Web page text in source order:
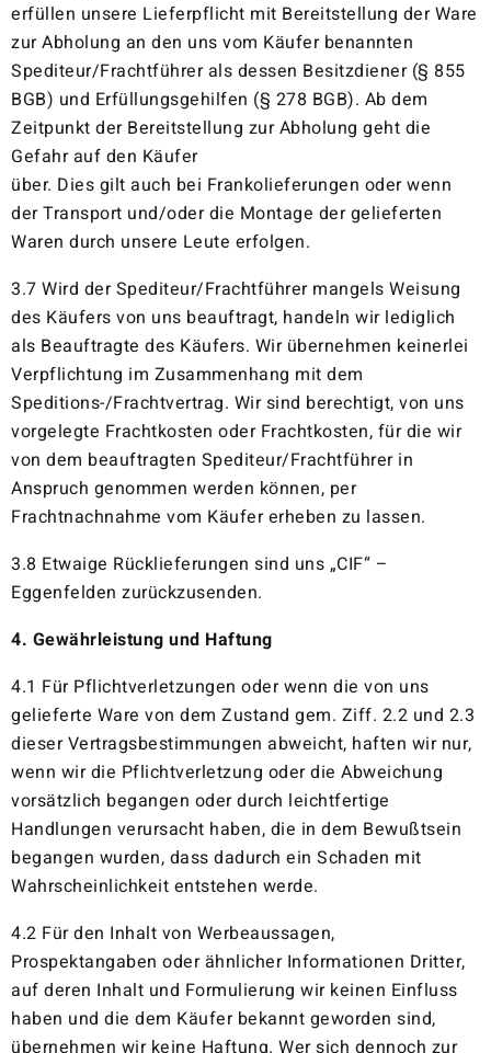
erfüllen unsere Lieferpflicht mit Bereitstellung der Ware
zur Abholung an den uns vom Käufer benannten
Spediteur/Frachtführer als dessen Besitzdiener (§ 855
BGB) und Erfüllungsgehilfen (§ 278 BGB). Ab dem
Zeitpunkt der Bereitstellung zur Abholung geht die
Gefahr auf den Käufer
über. Dies gilt auch bei Frankolieferungen oder wenn
der Transport und/oder die Montage der gelieferten
Waren durch unsere Leute erfolgen.
3.7 Wird der Spediteur/Frachtführer mangels Weisung
des Käufers von uns beauftragt, handeln wir lediglich
als Beauftragte des Käufers. Wir übernehmen keinerlei
Verpflichtung im Zusammenhang mit dem
Speditions-/Frachtvertrag. Wir sind berechtigt, von uns
vorgelegte Frachtkosten oder Frachtkosten, für die wir
von dem beauftragten Spediteur/Frachtführer in
Anspruch genommen werden können, per
Frachtnachnahme vom Käufer erheben zu lassen.
3.8 Etwaige Rücklieferungen sind uns „CIF“ –
Eggenfelden zurückzusenden.
4. Gewährleistung und Haftung
4.1 Für Pflichtverletzungen oder wenn die von uns
gelieferte Ware von dem Zustand gem. Ziff. 2.2 und 2.3
dieser Vertragsbestimmungen abweicht, haften wir nur,
wenn wir die Pflichtverletzung oder die Abweichung
vorsätzlich begangen oder durch leichtfertige
Handlungen verursacht haben, die in dem Bewußtsein
begangen wurden, dass dadurch ein Schaden mit
Wahrscheinlichkeit entstehen werde.
4.2 Für den Inhalt von Werbeaussagen,
Prospektangaben oder ähnlicher Informationen Dritter,
auf deren Inhalt und Formulierung wir keinen Einfluss
haben und die dem Käufer bekannt geworden sind,
übernehmen wir keine Haftung. Wer sich dennoch zur